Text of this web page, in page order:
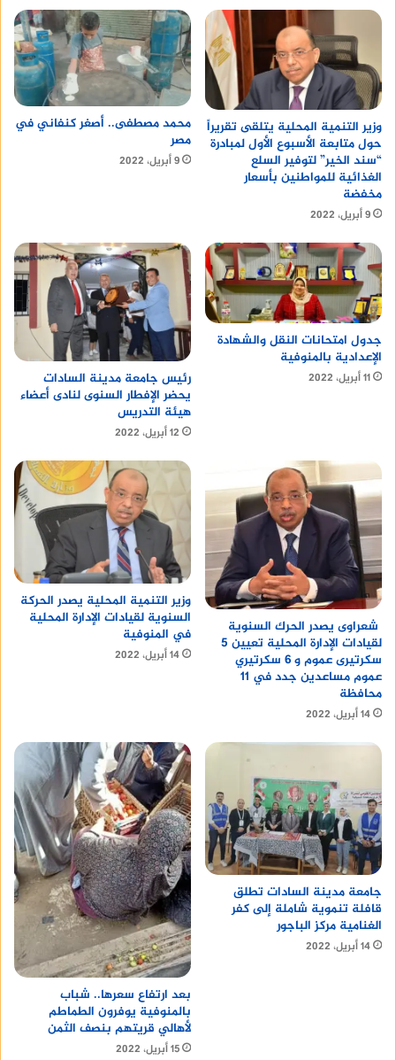
وزير التنمية المحلية يتلقى تقريراً
حول متابعة الأسبوع الأول لمبادرة
“سند الخير” لتوفير السلع
الغذائية للمواطنين بأسعار
مخفضة
9 أبريل، 2022
محمد مصطفى.. أصغر كنفاني في
مصر
9 أبريل، 2022
جدول امتحانات النقل والشهادة
الإعدادية بالمنوفية
11 أبريل، 2022
رئيس جامعة مدينة السادات
يحضر الإفطار السنوى لنادى أعضاء
هيئة التدريس
12 أبريل، 2022
شعراوى يصدر الحرك السنوية
لقيادات الإدارة المحلية تعيين 5
سكرتيرى عموم و 6 سكرتيري
عموم مساعدين جدد في 11
محافظة
14 أبريل، 2022
وزير التنمية المحلية يصدر الحركة
السنوية لقيادات الإدارة المحلية
في المنوفية
14 أبريل، 2022
جامعة مدينة السادات تطلق
قافلة تنموية شاملة إلى كفر
الغنامية مركز الباجور
14 أبريل، 2022
بعد ارتفاع سعرها.. شباب
بالمنوفية يوفرون الطماطم
لأهالي قريتهم بنصف الثمن
15 أبريل، 2022